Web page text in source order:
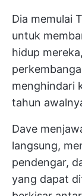
Dia memulai
untuk
hidup
menghindari
tahun
Dave
langsung,
pendengar,
yang dapat